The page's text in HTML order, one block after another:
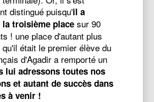
distingué puisqu'il a
troisième place sur 90
! une place d'autant plus
était le premier élève du
d'Agadir a remporté un
lui adressons toutes nos
et autant de succès dans
à venir !